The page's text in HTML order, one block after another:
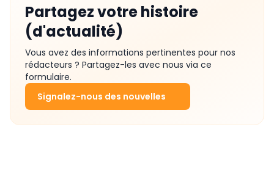
Partagez votre histoire
(d'actualité)
Vous avez des informations pertinentes pour nos
rédacteurs ? Partagez-les avec nous via ce
formulaire.
Signalez-nous des nouvelles